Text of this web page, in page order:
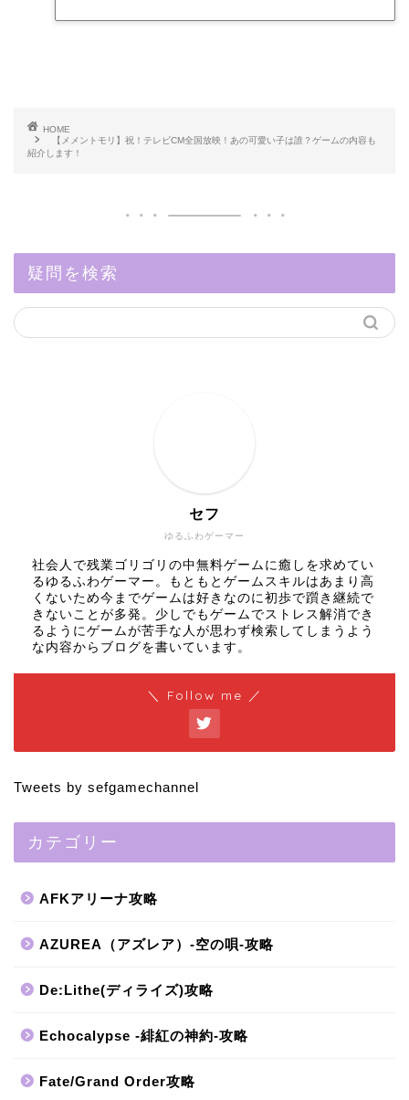
HOME
【メメントモリ】祝！テレビCM全国放映！あの可愛い子は誰？ゲームの内容も
紹介します！
疑問を検索
ゆるふわゲーマー
セフ
社会人で残業ゴリゴリの中無料ゲームに癒しを求めてい
るゆるふわゲーマー。もともとゲームスキルはあまり高
くないため今までゲームは好きなのに初歩で躓き継続で
きないことが多発。少しでもゲームでストレス解消でき
るようにゲームが苦手な人が思わず検索してしまうよう
な内容からブログを書いています。
＼ Follow me ／
Tweets by sefgamechannel
カテゴリー
AFKアリーナ攻略
AZUREA（アズレア）-空の唄-攻略
De:Lithe(ディライズ)攻略
Echocalypse -緋紅の神約-攻略
Fate/Grand Order攻略